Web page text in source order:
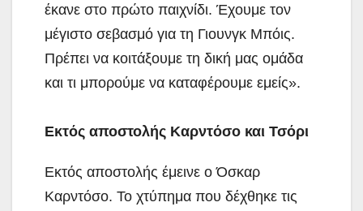
έκανε στο πρώτο παιχνίδι. Έχουμε τον
μέγιστο σεβασμό για τη Γιουνγκ Μπόις.
Πρέπει να κοιτάξουμε τη δική μας ομάδα
και τι μπορούμε να καταφέρουμε εμείς».
Εκτός αποστολής Καρντόσο και Τσόρι
Εκτός αποστολής έμεινε ο Όσκαρ
Καρντόσο. Το χτύπημα που δέχθηκε τις